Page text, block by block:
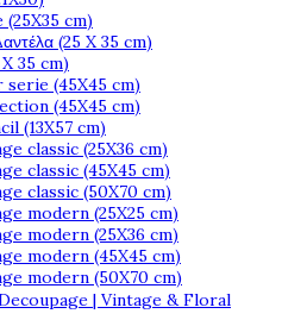
cm)
(25 X 35 cm)
35 cm)
(45X45 cm)
(45X45 cm)
(13X57 cm)
classic (25X36 cm)
classic (45X45 cm)
classic (50X70 cm)
modern (25X25 cm)
modern (25X36 cm)
modern (45X45 cm)
modern (50X70 cm)
Decoupage | Vintage & Floral